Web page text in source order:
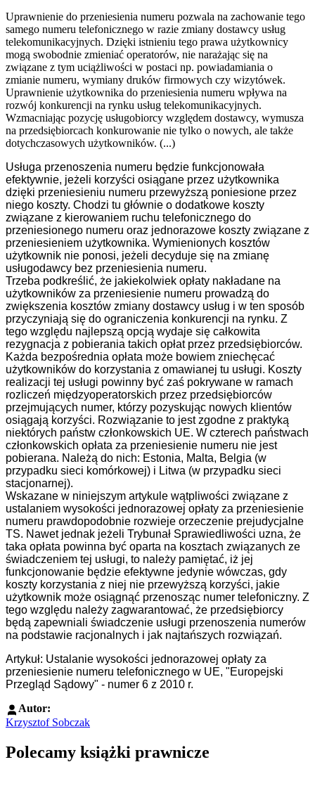
Uprawnienie do przeniesienia numeru pozwala na zachowanie tego
samego numeru telefonicznego w razie zmiany dostawcy usług
telekomunikacyjnych. Dzięki istnieniu tego prawa użytkownicy
mogą swobodnie zmieniać operatorów, nie narażając się na
związane z tym uciążliwości w postaci np. powiadamiania o
zmianie numeru, wymiany druków firmowych czy wizytówek.
Uprawnienie użytkownika do przeniesienia numeru wpływa na
rozwój konkurencji na rynku usług telekomunikacyjnych.
Wzmacniając pozycję usługobiorcy względem dostawcy, wymusza
na przedsiębiorcach konkurowanie nie tylko o nowych, ale także
dotychczasowych użytkowników. (...)
Usługa przenoszenia numeru będzie funkcjonowała
efektywnie, jeżeli korzyści osiągane przez użytkownika
dzięki przeniesieniu numeru przewyższą poniesione przez
niego koszty. Chodzi tu głównie o dodatkowe koszty
związane z kierowaniem ruchu telefonicznego do
przeniesionego numeru oraz jednorazowe koszty związane z
przeniesieniem użytkownika. Wymienionych kosztów
użytkownik nie ponosi, jeżeli decyduje się na zmianę
usługodawcy bez przeniesienia numeru.
Trzeba podkreślić, że jakiekolwiek opłaty nakładane na
użytkowników za przeniesienie numeru prowadzą do
zwiększenia kosztów zmiany dostawcy usług i w ten sposób
przyczyniają się do ograniczenia konkurencji na rynku. Z
tego względu najlepszą opcją wydaje się całkowita
rezygnacja z pobierania takich opłat przez przedsiębiorców.
Każda bezpośrednia opłata może bowiem zniechęcać
użytkowników do korzystania z omawianej tu usługi. Koszty
realizacji tej usługi powinny być zaś pokrywane w ramach
rozliczeń międzyoperatorskich przez przedsiębiorców
przejmujących numer, którzy pozyskując nowych klientów
osiągają korzyści. Rozwiązanie to jest zgodne z praktyką
niektórych państw członkowskich UE. W czterech państwach
członkowskich opłata za przeniesienie numeru nie jest
pobierana. Należą do nich: Estonia, Malta, Belgia (w
przypadku sieci komórkowej) i Litwa (w przypadku sieci
stacjonarnej).
Wskazane w niniejszym artykule wątpliwości związane z
ustalaniem wysokości jednorazowej opłaty za przeniesienie
numeru prawdopodobnie rozwieje orzeczenie prejudycjalne
TS. Nawet jednak jeżeli Trybunał Sprawiedliwości uzna, że
taka opłata powinna być oparta na kosztach związanych ze
świadczeniem tej usługi, to należy pamiętać, iż jej
funkcjonowanie będzie efektywne jedynie wówczas, gdy
koszty korzystania z niej nie przewyższą korzyści, jakie
użytkownik może osiągnąć przenosząc numer telefoniczny. Z
tego względu należy zagwarantować, że przedsiębiorcy
będą zapewniali świadczenie usługi przenoszenia numerów
na podstawie racjonalnych i jak najtańszych rozwiązań.
Artykuł: Ustalanie wysokości jednorazowej opłaty za
przeniesienie numeru telefonicznego w UE, "Europejski
Przegląd Sądowy" - numer 6 z 2010 r.
Autor:
Krzysztof Sobczak
Polecamy książki prawnicze